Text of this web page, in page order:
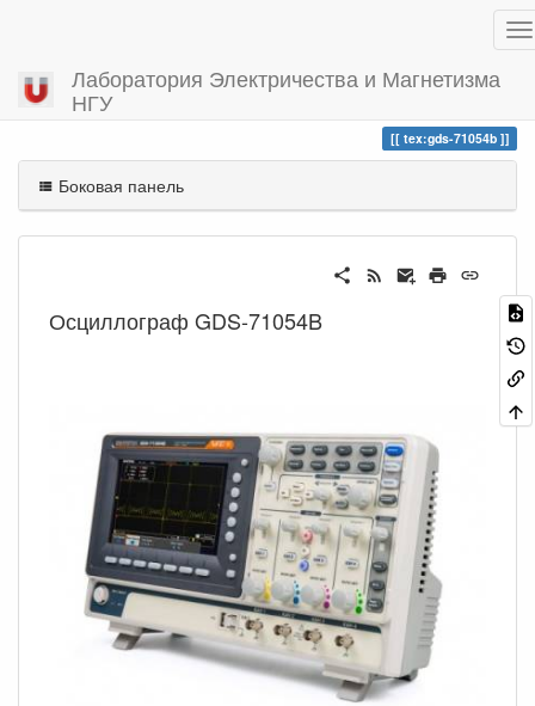
Лаборатория Электричества и Магнетизма
НГУ
Вы посетили
tex:gds-71054b
Боковая панель
Осциллограф GDS-71054B